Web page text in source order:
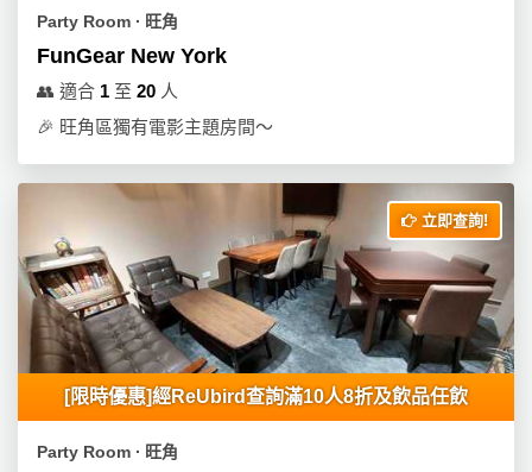
Party Room ∙ 旺角
FunGear New York
👥 適合 1 至 20 人
🎉 旺角區獨有電影主題房間～
立即查詢!
[限時優惠]經ReUbird查詢滿10人8折及飲品任飲
Party Room ∙ 旺角